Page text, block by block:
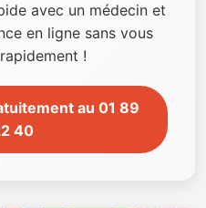
avec un médecin et
en ligne sans vous
!
au 01 89
40